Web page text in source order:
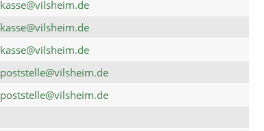
kasse@vilsheim.de
kasse@vilsheim.de
kasse@vilsheim.de
poststelle@vilsheim.de
poststelle@vilsheim.de